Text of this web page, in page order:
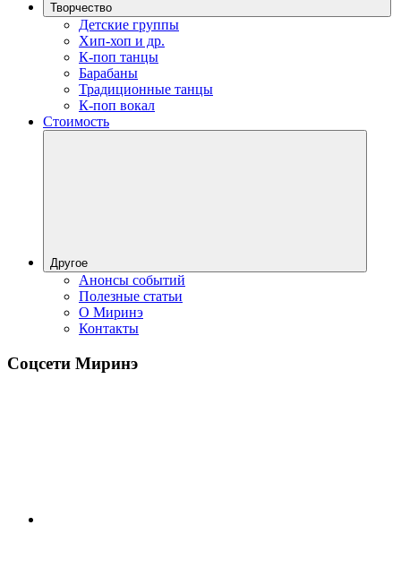
Творчество
Детские группы
Хип-хоп и др.
К-поп танцы
Барабаны
Традиционные танцы
К-поп вокал
Стоимость
Другое
Анонсы событий
Полезные статьи
О Миринэ
Контакты
Соцсети Миринэ